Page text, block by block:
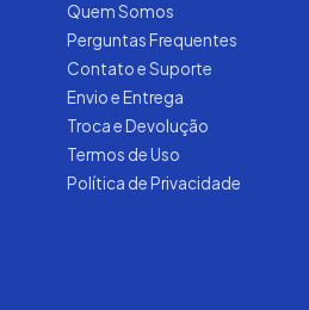
Quem Somos
Perguntas Frequentes
Contato e Suporte
Envio e Entrega
Troca e Devolução
Termos de Uso
Política de Privacidade